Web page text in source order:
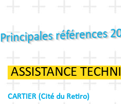
Principales références
ASSISTANCE
CARTIER (Cité du Retiro)